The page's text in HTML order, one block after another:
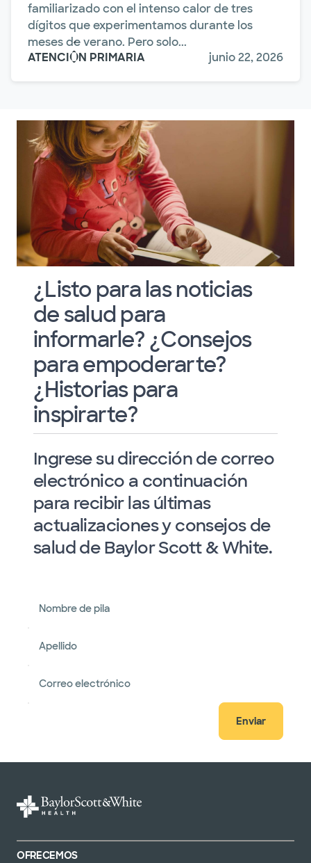
familiarizado con el intenso calor de tres
dígitos que experimentamos durante los
meses de verano. Pero solo...
ATENCIÓN PRIMARIA
junio 22, 2026
¿Listo para las noticias
de salud para
informarle? ¿Consejos
para empoderarte?
¿Historias para
inspirarte?
Ingrese su dirección de correo
electrónico a continuación
para recibir las últimas
actualizaciones y consejos de
salud de Baylor Scott & White.
Nombre de pila
Apellido
Correo electrónico
Enviar
OFRECEMOS